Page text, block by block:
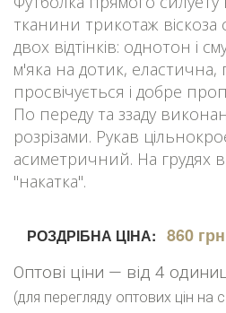
тканини трикотаж віскоза
двох відтінків: однотон і
м'яка на дотик,
просвічується і добре
По переду та ззаду
розрізами. Рукав
асиметричний. На грудях
"накатка".
РОЗДРІБНА ЦІНА: 860 грн
Оптові ціни — від 4
(для перегляду оптових цін на